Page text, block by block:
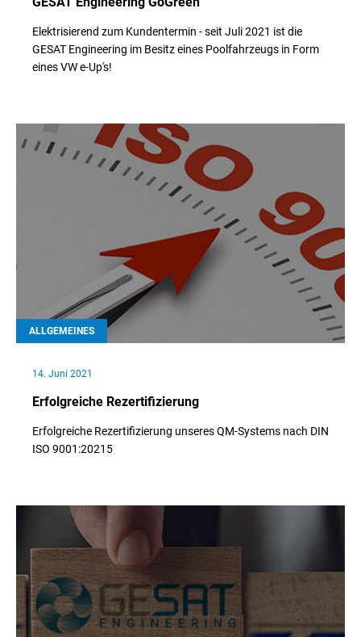
Elektrisierend zum Kundentermin - seit Juli 2021 ist die
GESAT Engineering im Besitz eines Poolfahrzeugs in Form
eines VW e-Up's!
// Weiterlesen
ALLGEMEINES
14. Juni 2021
Erfolgreiche Rezertifizierung
Erfolgreiche Rezertifizierung unseres QM-Systems nach DIN
ISO 9001:20215
// Weiterlesen